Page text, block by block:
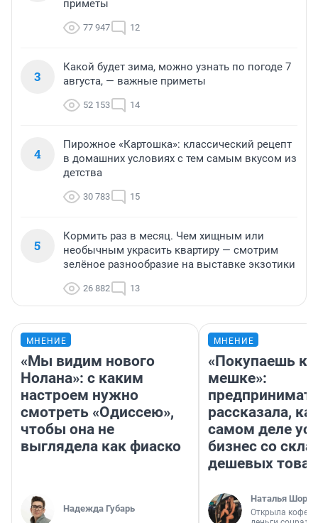
приметы
77 947 12
3
Какой будет зима, можно узнать по погоде 7
августа, — важные приметы
52 153 14
4
Пирожное «Картошка»: классический рецепт
в домашних условиях с тем самым вкусом из
детства
30 783 15
5
Кормить раз в месяц. Чем хищным или
необычным украсить квартиру — смотрим
зелёное разнообразие на выставке экзотики
26 882 13
МНЕНИЕ
«Мы видим нового
Нолана»: с каким
настроем нужно
смотреть «Одиссею»,
чтобы она не
выглядела как фиаско
Надежда Губарь
МНЕНИЕ
«Покупаешь
мешке»:
рассказала,
самом деле
бизнес со
дешевых
Наталья
Открыла